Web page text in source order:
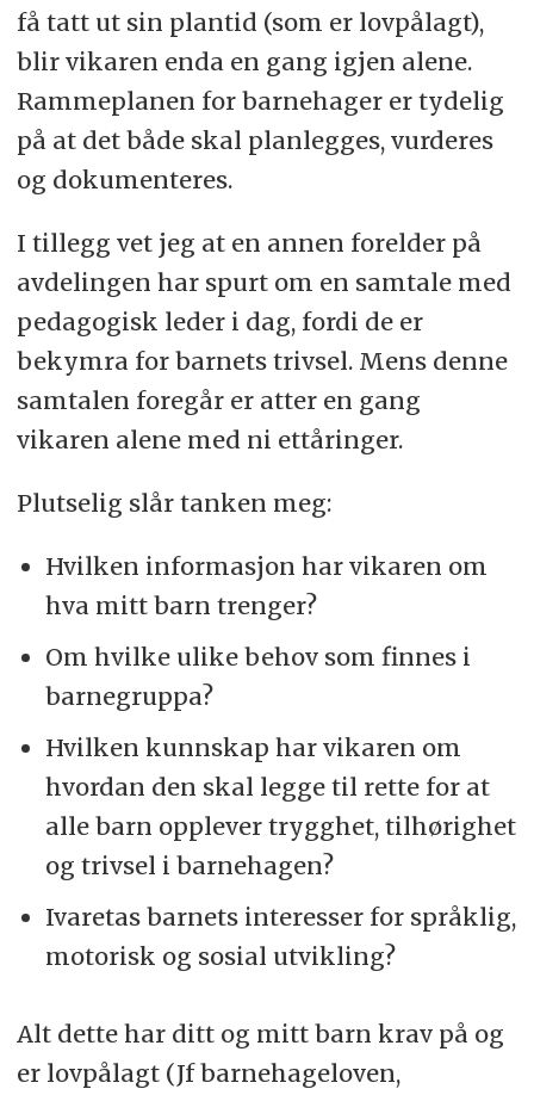
få tatt ut sin plantid (som er lovpålagt),
blir vikaren enda en gang igjen alene.
Rammeplanen for barnehager er tydelig
på at det både skal planlegges, vurderes
og dokumenteres.
I tillegg vet jeg at en annen forelder på
avdelingen har spurt om en samtale med
pedagogisk leder i dag, fordi de er
bekymra for barnets trivsel. Mens denne
samtalen foregår er atter en gang
vikaren alene med ni ettåringer.
Plutselig slår tanken meg:
Hvilken informasjon har vikaren om
hva mitt barn trenger?
Om hvilke ulike behov som finnes i
barnegruppa?
Hvilken kunnskap har vikaren om
hvordan den skal legge til rette for at
alle barn opplever trygghet, tilhørighet
og trivsel i barnehagen?
Ivaretas barnets interesser for språklig,
motorisk og sosial utvikling?
Alt dette har ditt og mitt barn krav på og
er lovpålagt (Jf barnehageloven,